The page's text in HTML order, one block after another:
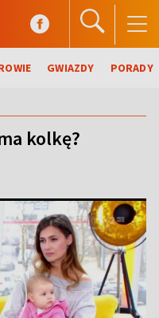
GWIAZDY PORADY
kolkę?